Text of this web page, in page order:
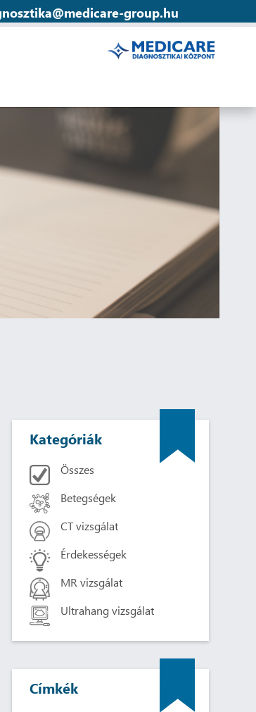
group.hu
Kategóriák
Összes
Betegségek
CT vizsgálat
Érdekességek
MR vizsgálat
Ultrahang vizsgálat
Címkék